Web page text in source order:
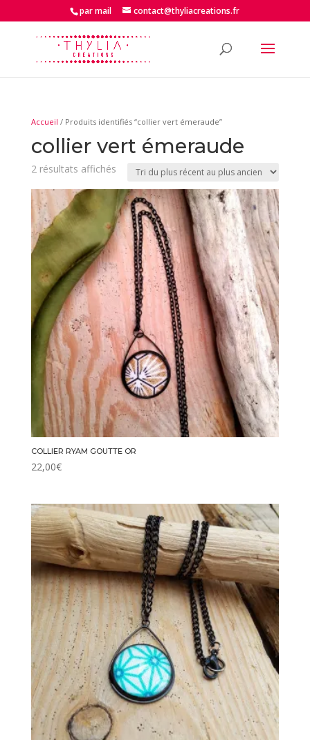
par mail contact@thyliacreations.fr
Accueil / Produits identifiés “collier vert émeraude”
collier vert émeraude
2 résultats affichésTrié
plus
récent
au
plus
ancien
COLLIER RYAM GOUTTE OR
22,00€